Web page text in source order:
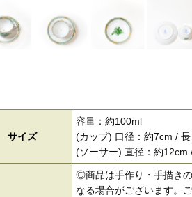
サイズ
容量：約100ml
(カップ) 口径：約7cm /
(ソーサー) 直径：約12cm
◎商品は手作り・手描き
なる場合がございます。